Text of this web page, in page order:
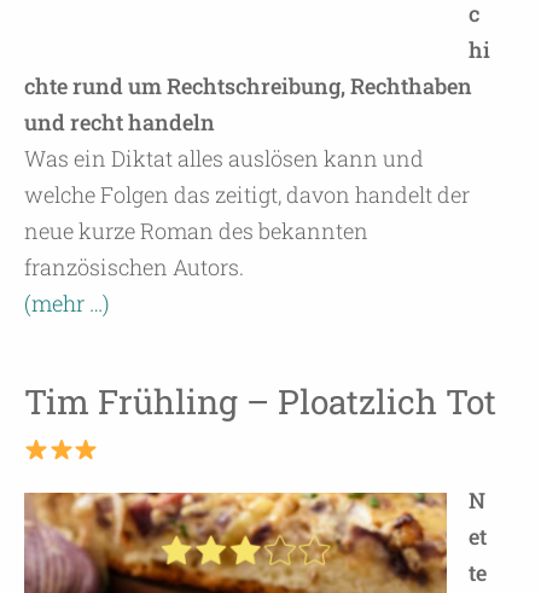
c
hi
chte rund um Rechtschreibung, Rechthaben
und recht handeln
Was ein Diktat alles auslösen kann und
welche Folgen das zeitigt, davon handelt der
neue kurze Roman des bekannten
französischen Autors.
(mehr …)
Tim Frühling – Ploatzlich Tot
N
et
te